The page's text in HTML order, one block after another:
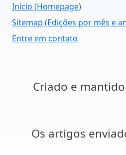
Início (Homepage)
Sitemap (Edições por mês e
Entre em contato
Criado e
Os artigos